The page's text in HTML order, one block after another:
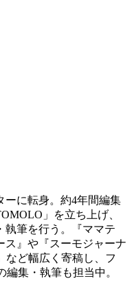
ーに転身。約4年間編集
」を立ち上げ、
執筆を行う。『ママテ
ス』や『スーモジャーナ
など幅広く寄稿し、フ
集・執筆も担当中。